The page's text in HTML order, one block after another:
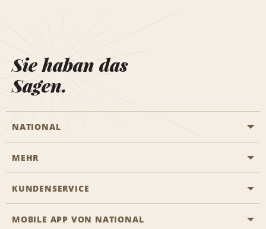
Sie haban das
Sagen.
NATIONAL
Eine Reservierung vornehmen
Das Business Rental Programm
MEHR
Karriere
KUNDENSERVICE
Barrierefreiheit
MOBILE APP VON NATIONAL